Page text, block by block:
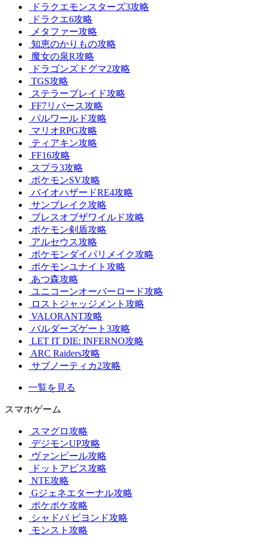
ドラクエモンスターズ3攻略
ドラクエ6攻略
メタファー攻略
知恵のかりもの攻略
魔女の泉R攻略
ドラゴンズドグマ2攻略
TGS攻略
ステラーブレイド攻略
FF7リバース攻略
パルワールド攻略
マリオRPG攻略
ティアキン攻略
FF16攻略
スプラ3攻略
ポケモンSV攻略
バイオハザードRE4攻略
サンブレイク攻略
ブレスオブザワイルド攻略
ポケモン剣盾攻略
アルセウス攻略
ポケモンダイパリメイク攻略
ポケモンユナイト攻略
あつ森攻略
ユニコーンオーバーロード攻略
ロストジャッジメント攻略
VALORANT攻略
バルダーズゲート3攻略
LET IT DIE: INFERNO攻略
ARC Raiders攻略
サブノーティカ2攻略
一覧を見る
スマホゲーム
スマグロ攻略
デジモンUP攻略
ヴァンピール攻略
ドットアビス攻略
NTE攻略
Gジェネエターナル攻略
ポケポケ攻略
シャドバ ビヨンド攻略
モンスト攻略